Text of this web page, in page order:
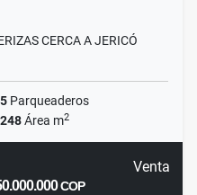
CERCA A JERICÓ
5 Parqueaderos
248Área m2
Venta
COP